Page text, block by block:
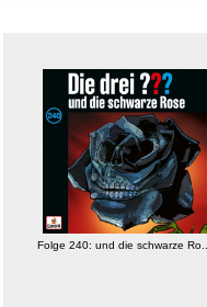
Glitzer
Folge 240: und die schwarze Ro...